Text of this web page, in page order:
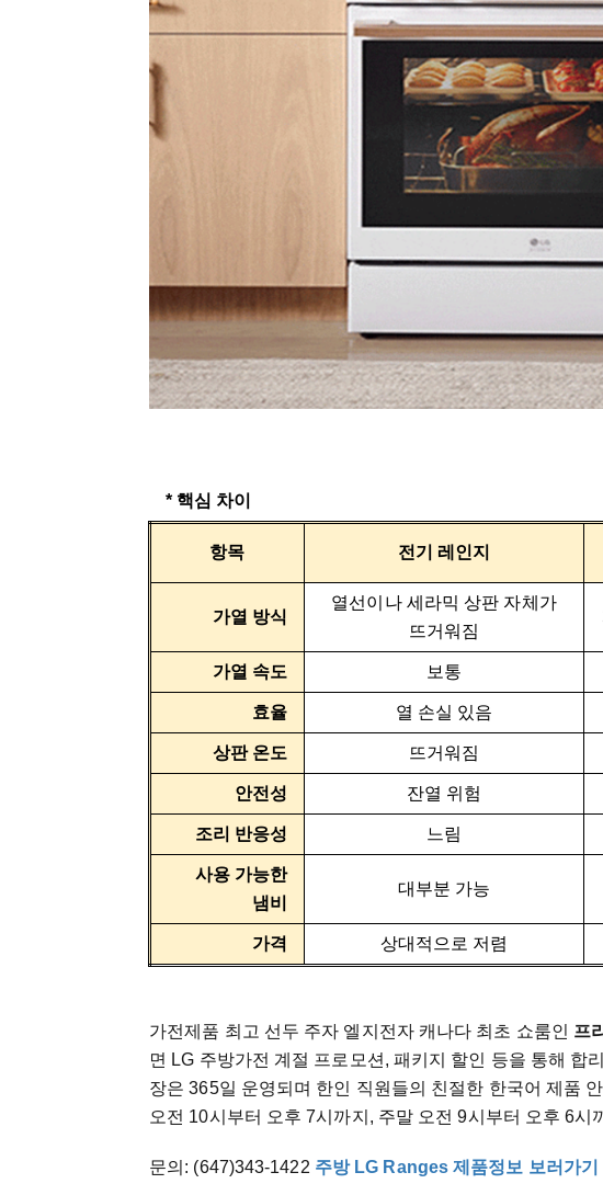
* 핵심 차이
항목 전기 레인지
가열 방식
열선이나 세라믹 상판 자체가
뜨거워짐
가열 속도 보통
효율 열 손실 있음
상판 온도 뜨거워짐
안전성 잔열 위험
조리 반응성 느림
사용 가능한
냄비
대부분 가능
가격 상대적으로 저렴
가전제품 최고 선두 주자 엘지전자 캐나다 최초 쇼룸인 프
면 LG 주방가전 계절 프로모션, 패키지 할인 등을 통해 합
장은 365일 운영되며 한인 직원들의 친절한 한국어 제품
오전 10시부터 오후 7시까지, 주말 오전 9시부터 오후 6시
문의: (647)343-1422 주방 LG Ranges 제품정보 보러가기